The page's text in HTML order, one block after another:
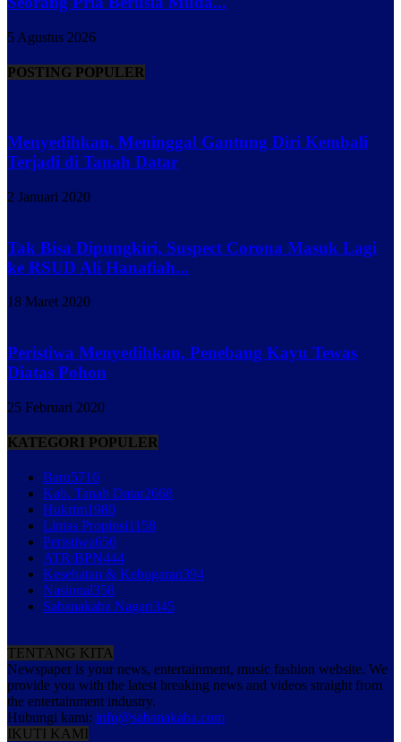
5 Agustus 2026
POSTING POPULER
Menyedihkan, Meninggal Gantung Diri Kembali
Terjadi di Tanah Datar
2 Januari 2020
Tak Bisa Dipungkiri, Suspect Corona Masuk Lagi
ke RSUD Ali Hanafiah...
18 Maret 2020
Peristiwa Menyedihkan, Penebang Kayu Tewas
Diatas Pohon
25 Februari 2020
KATEGORI POPULER
Baru5716
Kab. Tanah Datar2668
Hukrim1980
Lintas Propinsi1158
Peristiwa656
ATR/BPN444
Kesehatan & Kebugaran394
Nasional358
Sabanakaba Nagari345
TENTANG KITA
Newspaper is your news, entertainment, music fashion website. We
provide you with the latest breaking news and videos straight from
the entertainment industry.
Hubungi kami: info@sabanakaba.com
IKUTI KAMI